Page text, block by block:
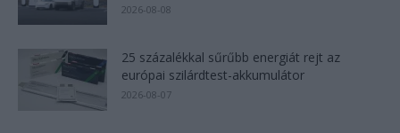
2026-08-08
25 százalékkal sűrűbb energiát rejt az
európai szilárdtest-akkumulátor
2026-08-07